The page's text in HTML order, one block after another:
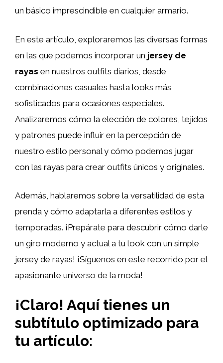
un básico imprescindible en cualquier armario.
En este artículo, exploraremos las diversas formas
en las que podemos incorporar un jersey de
rayas en nuestros outfits diarios, desde
combinaciones casuales hasta looks más
sofisticados para ocasiones especiales.
Analizaremos cómo la elección de colores, tejidos
y patrones puede influir en la percepción de
nuestro estilo personal y cómo podemos jugar
con las rayas para crear outfits únicos y originales.
Además, hablaremos sobre la versatilidad de esta
prenda y cómo adaptarla a diferentes estilos y
temporadas. ¡Prepárate para descubrir cómo darle
un giro moderno y actual a tu look con un simple
jersey de rayas! ¡Síguenos en este recorrido por el
apasionante universo de la moda!
¡Claro! Aquí tienes un
subtítulo optimizado para
tu artículo: